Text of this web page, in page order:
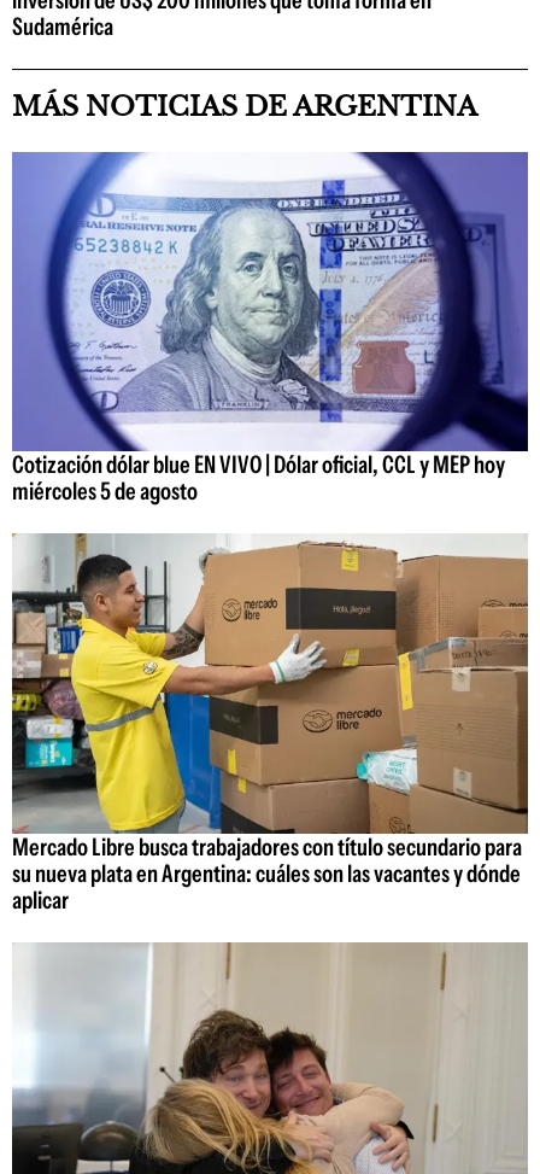
Sudamérica
MÁS NOTICIAS DE ARGENTINA
Cotización dólar blue EN VIVO | Dólar oficial, CCL y MEP hoy
miércoles 5 de agosto
Mercado Libre busca trabajadores con título secundario para
su nueva plata en Argentina: cuáles son las vacantes y dónde
aplicar